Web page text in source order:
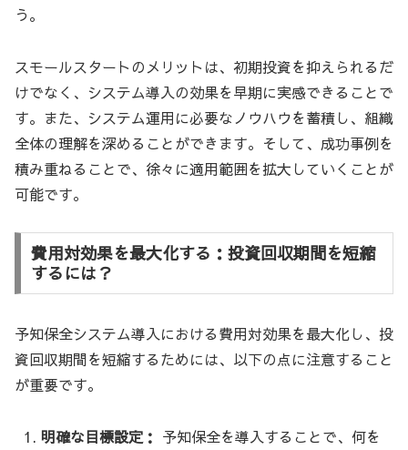
う。
スモールスタートのメリットは、初期投資を抑えられるだ
けでなく、システム導入の効果を早期に実感できることで
す。また、システム運用に必要なノウハウを蓄積し、組織
全体の理解を深めることができます。そして、成功事例を
積み重ねることで、徐々に適用範囲を拡大していくことが
可能です。
費用対効果を最大化する：投資回収期間を短縮
するには？
予知保全システム導入における費用対効果を最大化し、投
資回収期間を短縮するためには、以下の点に注意すること
が重要です。
明確な目標設定： 予知保全を導入することで、何を